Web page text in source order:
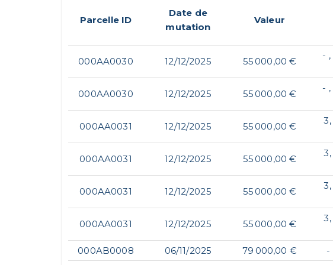
Parcelle ID
Date de
mutation
Valeur
000AA0030 12/12/2025 55 000,00 €
-
000AA0030 12/12/2025 55 000,00 €
-
000AA0031 12/12/2025 55 000,00 €
000AA0031 12/12/2025 55 000,00 €
000AA0031 12/12/2025 55 000,00 €
000AA0031 12/12/2025 55 000,00 €
000AB0008 06/11/2025 79 000,00 € -